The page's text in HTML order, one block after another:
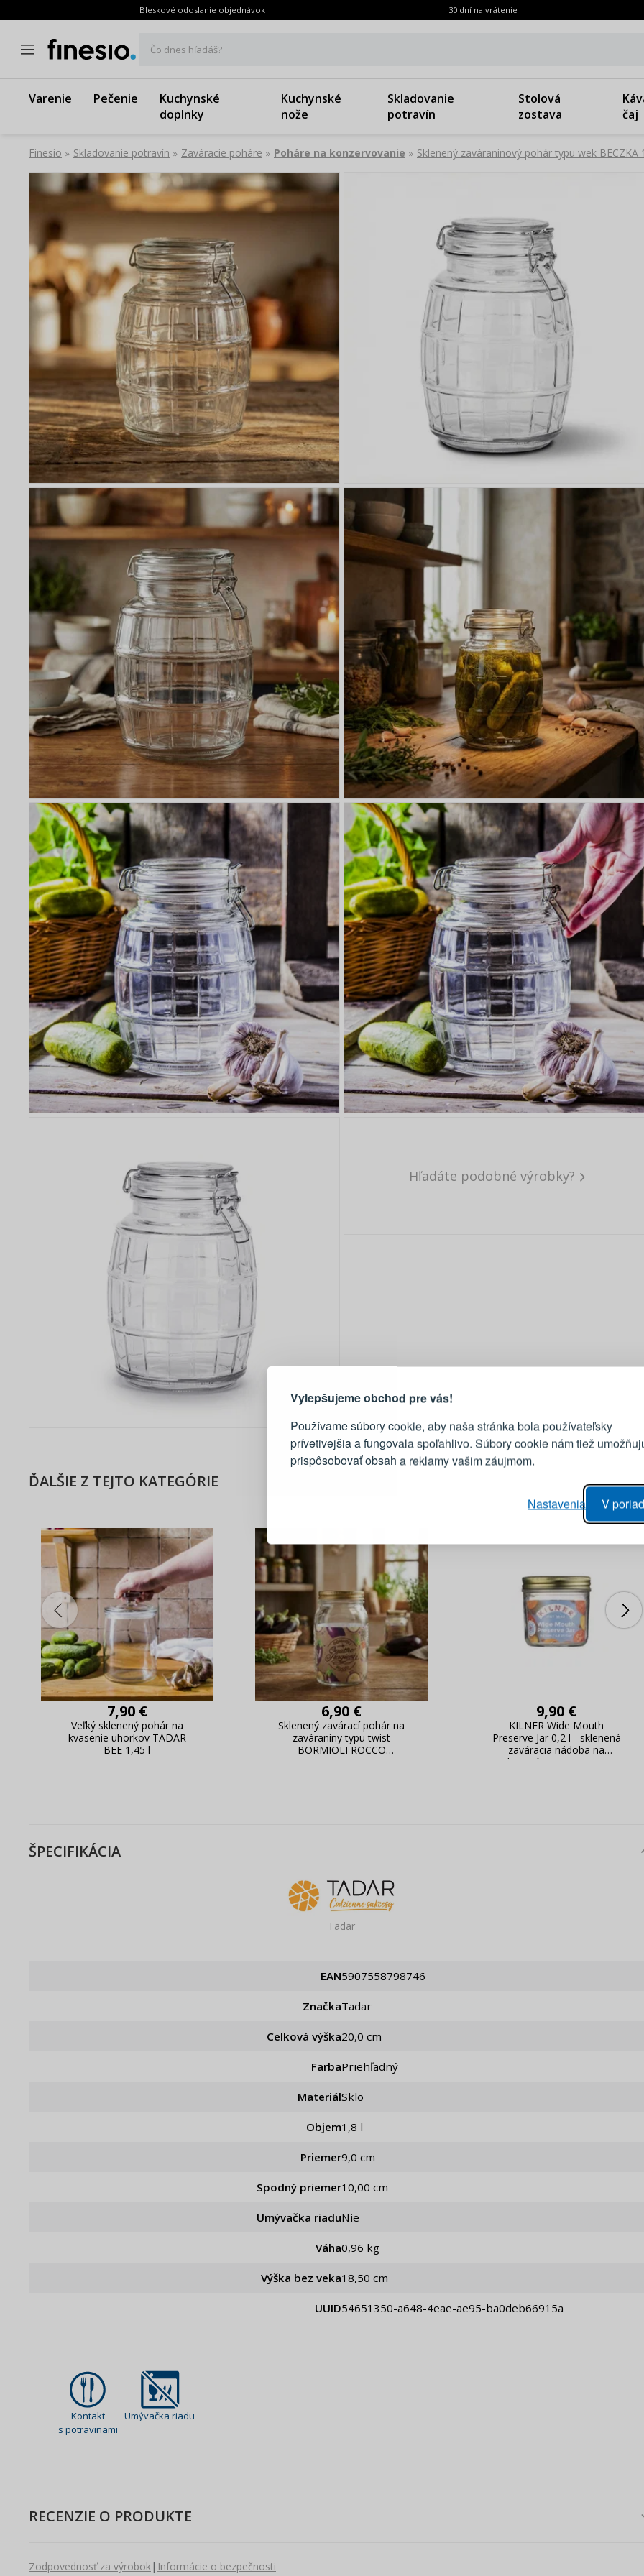
Vylepšujeme obchod pre vás!
Používame súbory cookie, aby naša stránka bola používateľsky
prívetivejšia a fungovala spoľahlivo. Súbory cookie nám tiež
prispôsobovať obsah a reklamy vašim záujmom.
V
Nastavenia
Bleskové odoslanie objednávok 30 dní na vrátenie
Čo dnes hľadáš?
Varenie Pečenie
Kuchynské
doplnky
Kuchynské
nože
Skladovanie
potravín
Stolová
zostava
čaj
Finesio » Skladovanie potravín » Zaváracie poháre » Poháre na konzervovanie » Sklenený zaváraninový pohár typu wek BECZKA
Hľadáte podobné výrobky?
ĎALŠIE Z TEJTO KATEGÓRIE
7,90 €
Veľký sklenený pohár na
kvasenie uhorkov TADAR
BEE 1,45 l
6,90 €
Sklenený zavárací pohár na
zaváraniny typu twist
BORMIOLI ROCCO
9,90 €
KILNER Wide Mouth
Preserve Jar 0,2 l - sklenená
zaváracia nádoba na
kompóty typu twist s
ŠPECIFIKÁCIA
Tadar
EAN 5907558798746
Značka Tadar
Celková výška 20,0 cm
Farba Priehľadný
Materiál Sklo
Objem 1,8 l
Priemer 9,0 cm
Spodný priemer 10,00 cm
Umývačka riadu Nie
Váha 0,96 kg
Výška bez veka 18,50 cm
UUID 54651350-a648-4eae-ae95-ba0deb66915a
Kontakt
s potravinami
Umývačka riadu
RECENZIE O PRODUKTE
Zodpovednosť za výrobok| Informácie o bezpečnosti
účet
Živý náhľad na zmeny v objednávke
E-mail
PRIHLÁSIŤ